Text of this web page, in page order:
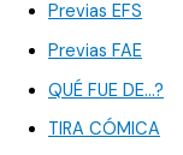
Previas EFS
Previas FAE
QUÉ FUE DE…?
TIRA CÓMICA